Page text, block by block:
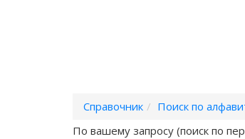
Справочник Поиск по
По вашему запросу (поиск по